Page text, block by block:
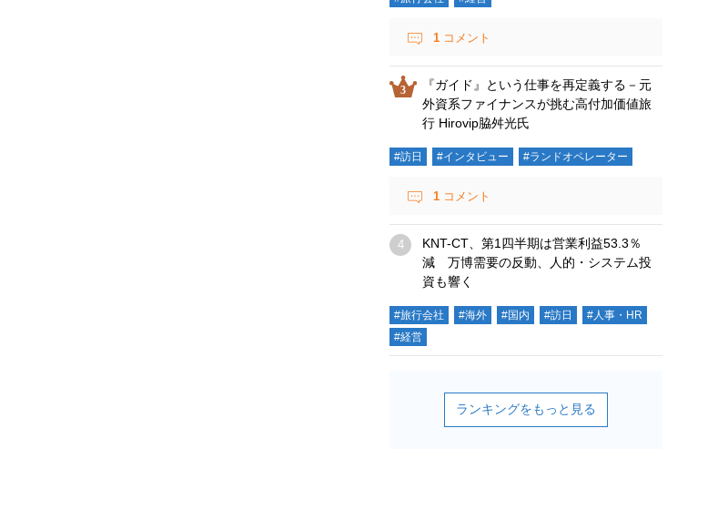
1 コメント
『ガイド』という仕事を再定義する－元
外資系ファイナンスが挑む高付加価値旅
行 Hirovip脇舛光氏
#訪日 #インタビュー #ランドオペレーター
1 コメント
KNT-CT、第1四半期は営業利益53.3％
減 万博需要の反動、人的・システム投
資も響く
#旅行会社 #海外 #国内 #訪日
#人事・HR
#経営